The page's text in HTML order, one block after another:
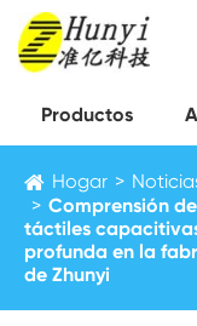
Productos
Hogar
Comprensión
táctiles
profunda en la
de Zhunyi